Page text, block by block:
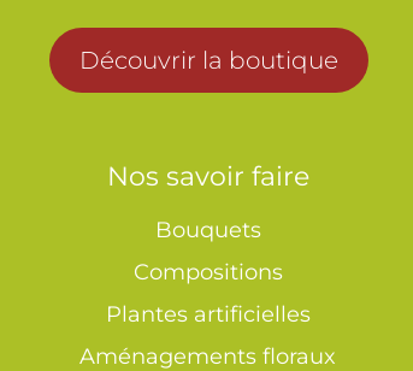
Découvrir la boutique
Nos savoir faire
Bouquets
Compositions
Plantes artificielles
Aménagements floraux